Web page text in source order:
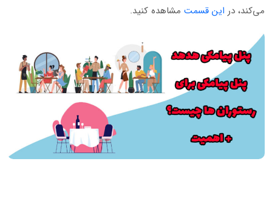
می‌کند، در این قسمت مشاهده کنید.